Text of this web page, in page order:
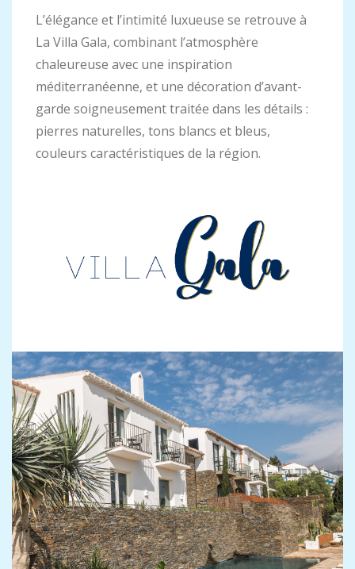
L’élégance et l’intimité luxueuse se retrouve à
La Villa Gala, combinant l’atmosphère
chaleureuse avec une inspiration
méditerranéenne, et une décoration d’avant-
garde soigneusement traitée dans les détails :
pierres naturelles, tons blancs et bleus,
couleurs caractéristiques de la région.